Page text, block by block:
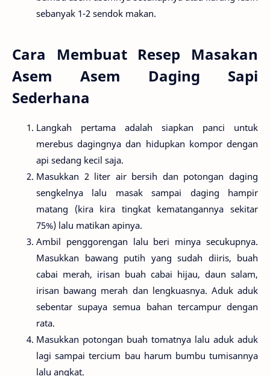
sebanyak 1-2 sendok makan.
Cara Membuat Resep Masakan
Asem Asem Daging Sapi
Sederhana
Langkah pertama adalah siapkan panci untuk
merebus dagingnya dan hidupkan kompor dengan
api sedang kecil saja.
Masukkan 2 liter air bersih dan potongan daging
sengkelnya lalu masak sampai daging hampir
matang (kira kira tingkat kematangannya sekitar
75%) lalu matikan apinya.
Ambil penggorengan lalu beri minya secukupnya.
Masukkan bawang putih yang sudah diiris, buah
cabai merah, irisan buah cabai hijau, daun salam,
irisan bawang merah dan lengkuasnya. Aduk aduk
sebentar supaya semua bahan tercampur dengan
rata.
Masukkan potongan buah tomatnya lalu aduk aduk
lagi sampai tercium bau harum bumbu tumisannya
lalu angkat.